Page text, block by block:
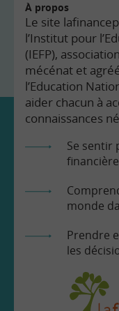
À propos
Le site
l’Institut pour
(IEFP),
mécénat et
l’Education
aider chacun à
connaissances
Se sentir
monde
Prendre
les